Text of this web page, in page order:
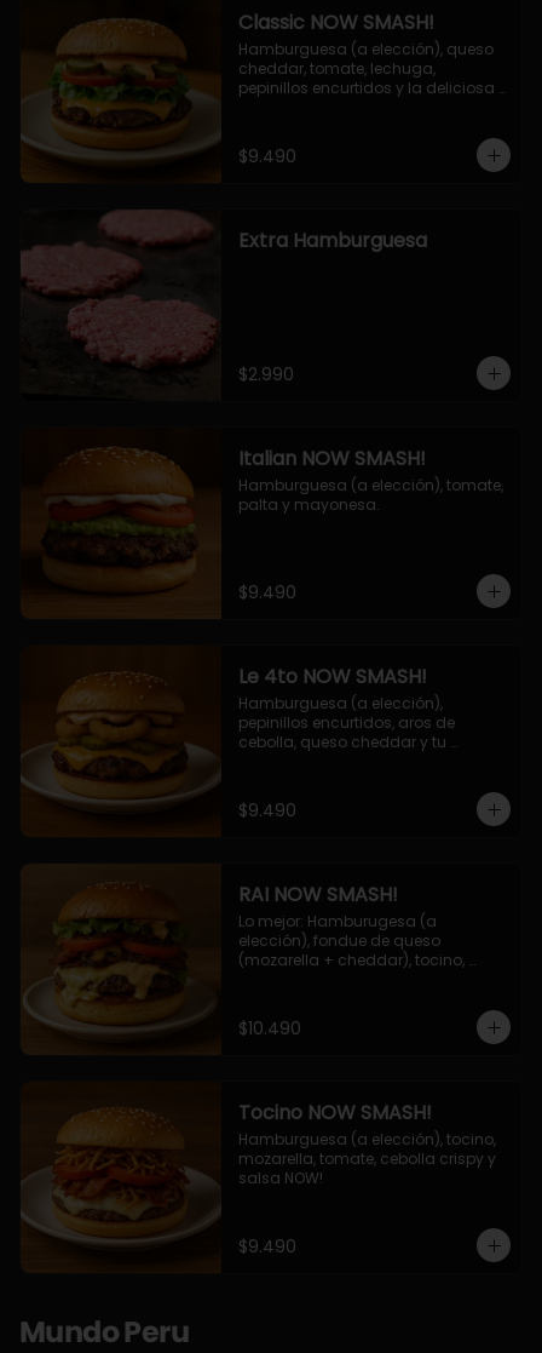
Classic NOW SMASH!
Hamburguesa (a elección), queso
cheddar, tomate, lechuga,
pepinillos encurtidos y la deliciosa
$9.490
Extra Hamburguesa
$2.990
Italian NOW SMASH!
Hamburguesa (a elección), tomate,
palta y mayonesa.
$9.490
Le 4to NOW SMASH!
Hamburguesa (a elección),
pepinillos encurtidos, aros de
cebolla, queso cheddar y tu
$9.490
RAI NOW SMASH!
Lo mejor: Hamburugesa (a
elección), fondue de queso
(mozarella + cheddar), tocino,
NOW!
$10.490
Tocino NOW SMASH!
Hamburguesa (a elección), tocino,
mozarella, tomate, cebolla crispy y
salsa NOW!
$9.490
Mundo Peru